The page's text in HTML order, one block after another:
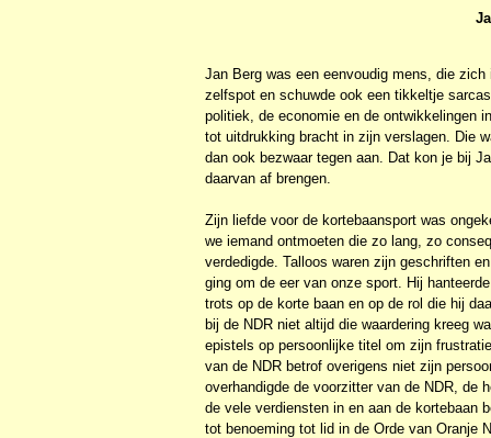
Jan Berg was een eenvoudig mens, die
zelfspot en schuwde ook een tikkeltje
politiek, de economie en de ontwikkelingen
tot uitdrukking bracht in zijn verslagen. Die
dan ook bezwaar tegen aan. Dat kon je bij
daarvan af brengen.
Zijn liefde voor de kortebaansport was
we iemand ontmoeten die zo lang, zo
verdedigde. Talloos waren zijn geschriften
ging om de eer van onze sport. Hij
trots op de korte baan en op de rol die hij
bij de NDR niet altijd die waardering kreeg
epistels op persoonlijke titel om zijn
van de NDR betrof overigens niet zijn
overhandigde de voorzitter van de NDR, de
de vele verdiensten in en aan de kortebaan
tot benoeming tot lid in de Orde van Oranje